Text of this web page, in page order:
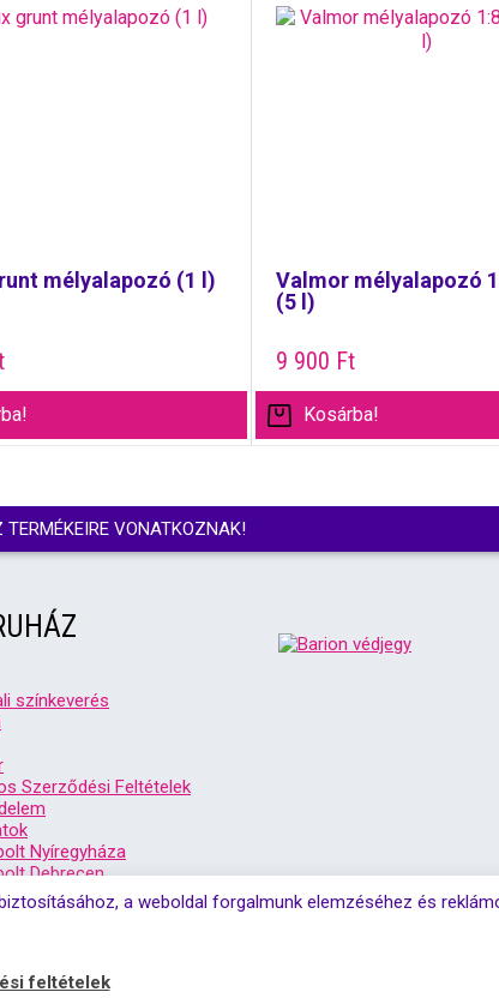
mélyalapozó (1 l)
Valmor mélyalapozó
(5 l)
9 900 Ft
Kosárba!
VONATKOZNAK!
színkeverés
Szerződési Feltételek
Nyíregyháza
Debrecen
| Minden jog fenntartva!
a weboldal forgalmunk elemzéséhez és
feltételek